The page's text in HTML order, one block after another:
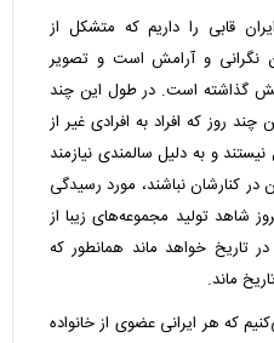
قابی را داریم که متشکل از
نگرانی و آرامش است و تصویر
گذاشته است. در طول این چند
روز که افراد به افرادی غیر از
و به دلیل سالمندی نیازمند
در کنارشان نباشند، مورد رسیدگی
شاهد تولید مجموعه‌های زیبا از
تاریخ خواهد ماند همانطور که
که هر ایرانی عضوی از خانواده